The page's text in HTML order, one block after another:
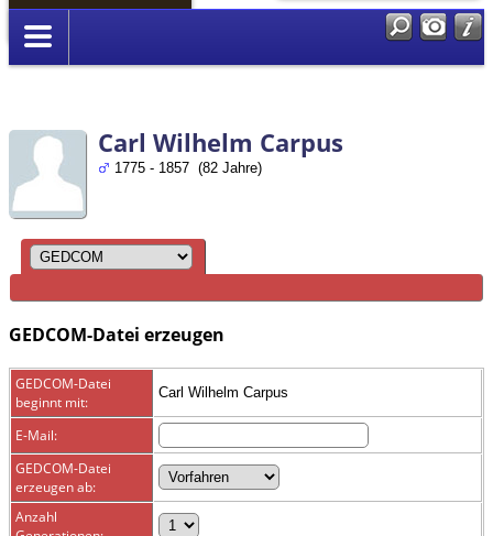
Anmelden
Carl Wilhelm Carpus
1775 - 1857 (82 Jahre)
GEDCOM-Datei erzeugen
GEDCOM-Datei
beginnt mit:
Carl Wilhelm Carpus
E-Mail:
GEDCOM-Datei
erzeugen ab:
Anzahl